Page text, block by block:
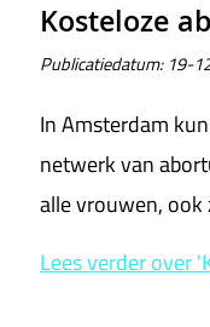
Kosteloze
Publicatiedatum: 19-
In Amsterdam
netwerk van
alle vrouwen,
Lees verderover